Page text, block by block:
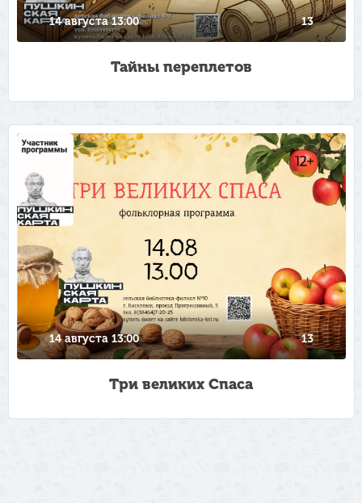
14 августа 13:00 13
Тайны переплетов
14 августа 13:00 13
Три великих Спаса